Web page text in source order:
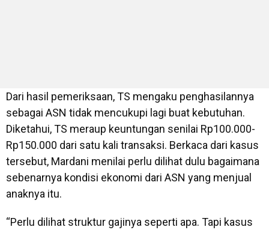
Dari hasil pemeriksaan, TS mengaku penghasilannya
sebagai ASN tidak mencukupi lagi buat kebutuhan.
Diketahui, TS meraup keuntungan senilai Rp100.000-
Rp150.000 dari satu kali transaksi. Berkaca dari kasus
tersebut, Mardani menilai perlu dilihat dulu bagaimana
sebenarnya kondisi ekonomi dari ASN yang menjual
anaknya itu.
“Perlu dilihat struktur gajinya seperti apa. Tapi kasus